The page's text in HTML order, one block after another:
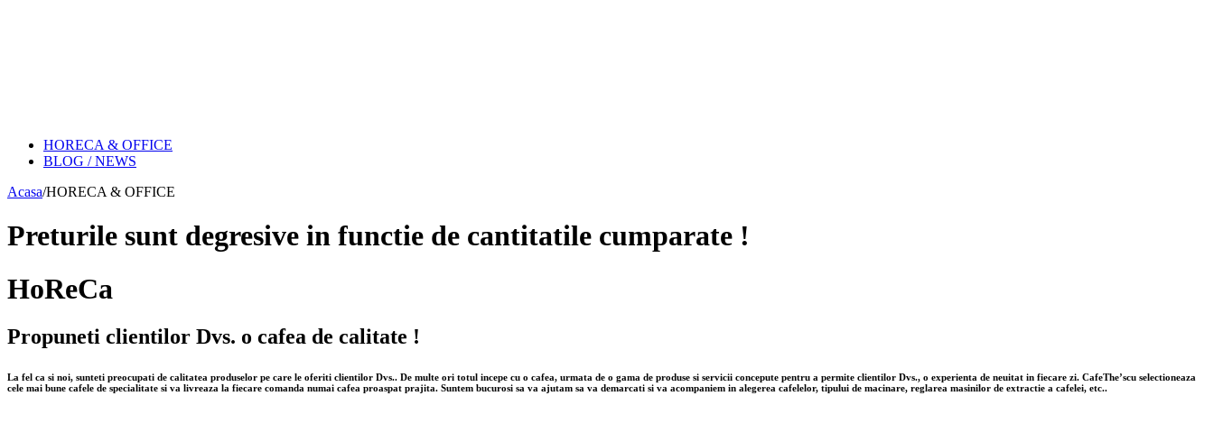
HORECA & OFFICE
BLOG / NEWS
Acasa/HORECA & OFFICE
Preturile sunt degresive in functie de cantitatile cumparate !
HoReCa
Propuneti clientilor Dvs. o cafea de calitate !
La fel ca si noi, sunteti preocupati de calitatea produselor pe care le oferiti clientilor Dvs.. De multe ori totul incepe cu o cafea, urmata de o gama de produse si servicii concepute pentru a permite clientilor Dvs., o experienta de neuitat in fiecare zi. CafeThe’scu selectioneaza
cele mai bune cafele de specialitate si va livreaza la fiecare comanda numai cafea proaspat prajita. Suntem bucurosi sa va ajutam sa va demarcati si va acompaniem in alegerea cafelelor, tipului de macinare, reglarea masinilor de extractie a cafelei, etc..